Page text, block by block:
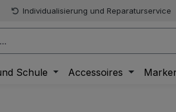
Individualisierung und Reparaturservice
Schule Accessoires